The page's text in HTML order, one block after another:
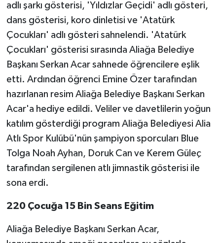
adlı şarkı gösterisi, 'Yıldızlar Geçidi' adlı gösteri,
dans gösterisi, koro dinletisi ve 'Atatürk
Çocukları' adlı gösteri sahnelendi. 'Atatürk
Çocukları' gösterisi sırasında Aliağa Belediye
Başkanı Serkan Acar sahnede öğrencilere eşlik
etti. Ardından öğrenci Emine Özer tarafından
hazırlanan resim Aliağa Belediye Başkanı Serkan
Acar'a hediye edildi. Veliler ve davetlilerin yoğun
katılım gösterdiği program Aliağa Belediyesi Alia
Atlı Spor Kulübü'nün şampiyon sporcuları Blue
Tolga Noah Ayhan, Doruk Can ve Kerem Güleç
tarafından sergilenen atlı jimnastik gösterisi ile
sona erdi.
220 Çocuğa 15 Bin Seans Eğitim
Aliağa Belediye Başkanı Serkan Acar,